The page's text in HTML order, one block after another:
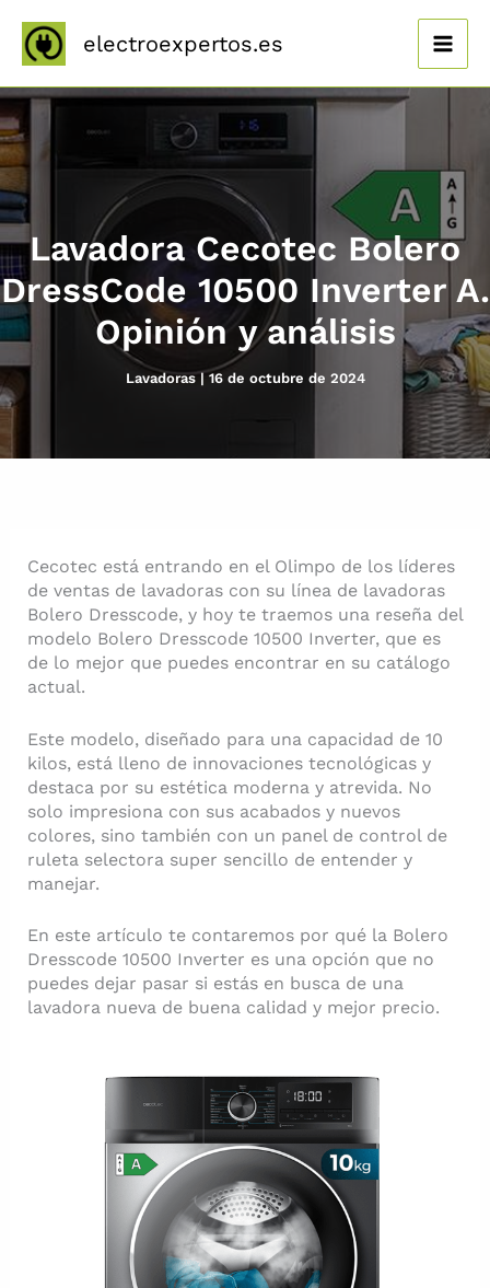
contenido
electroexpertos.es
Lavadora Cecotec Bolero
DressCode 10500 Inverter A.
Opinión y análisis
Lavadoras| 16 de octubre de 2024
Cecotec está entrando en el Olimpo de los líderes
de ventas de lavadoras con su línea de lavadoras
Bolero Dresscode, y hoy te traemos una reseña del
modelo Bolero Dresscode 10500 Inverter, que es
de lo mejor que puedes encontrar en su catálogo
actual.
Este modelo, diseñado para una capacidad de 10
kilos, está lleno de innovaciones tecnológicas y
destaca por su estética moderna y atrevida. No
solo impresiona con sus acabados y nuevos
colores, sino también con un panel de control de
ruleta selectora super sencillo de entender y
manejar.
En este artículo te contaremos por qué la Bolero
Dresscode 10500 Inverter es una opción que no
puedes dejar pasar si estás en busca de una
lavadora nueva de buena calidad y mejor precio.